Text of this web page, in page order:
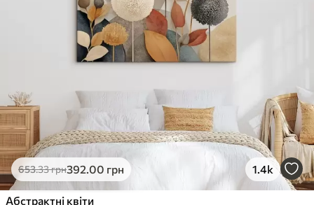
653.33грн392.00 грн 1.4k
Абстрактні квіти